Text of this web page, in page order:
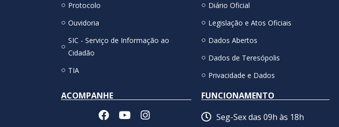
Protocolo
Ouvidoria
SIC - Serviço de Informação ao
Cidadão
TIA
Diário Oficial
Legislação e Atos Oficiais
Dados Abertos
Dados de Teresópolis
Privacidade e Dados
ACOMPANHE
FUNCIONAMENTO
Seg-Sex das 09h às 18h